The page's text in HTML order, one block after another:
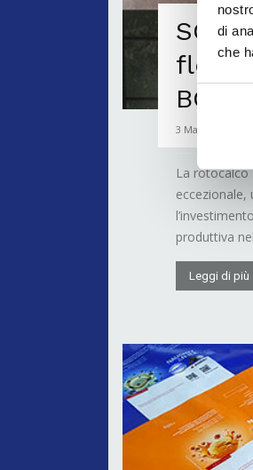
di
che
3 Marzo 2026
La rotocalco
eccezionale,
produttiva
Leggi di più